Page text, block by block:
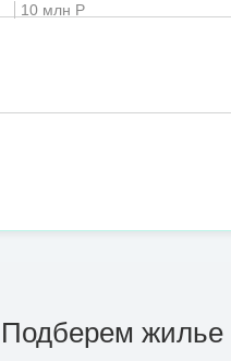
10 млн Р
Подберем жилье